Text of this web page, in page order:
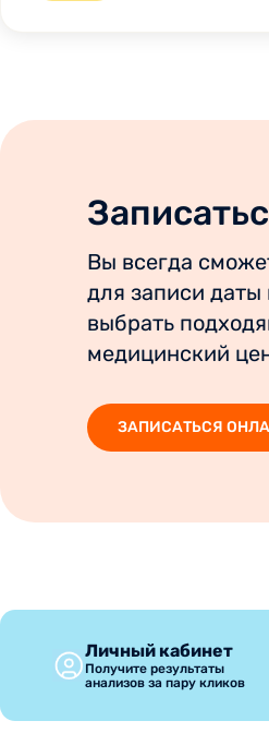
Вы всегда
для записи
выбрать
медицинский
ЗАПИСАТЬСЯ
Личный кабинет
Получите результаты
анализов за пару кликов